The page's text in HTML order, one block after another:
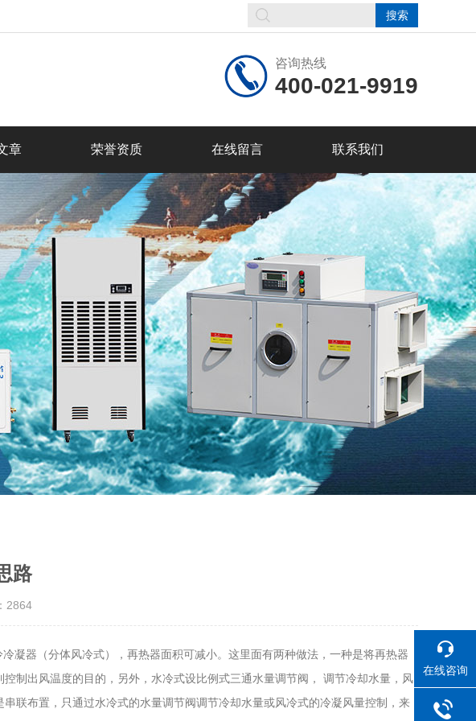
咨询热线
400-021-9919
章 荣誉资质 在线留言 联系我们
路
2864
凝器（分体风冷式），再热器面积可减小。这里面有两种做法，一种是将再热器
制出风温度的目的，另外，水冷式设比例式三通水量调节阀， 调节冷却水量，风
联布置，只通过水冷式的水量调节阀调节冷却水量或风冷式的冷凝风量控制，来
在线咨询